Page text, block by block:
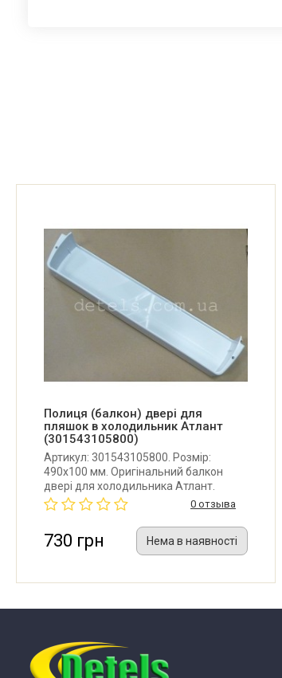
Атлант МХМ-1702
Атлант МХМ-1704
Атлант МХМ-1707
Атлант МХМ-1716
Атлант МХМ-1718
Атлант МХМ-1734
Атлант МХМ-1743
Атлант МХМ-1745
Атлант МХМ-1801
Полиця (балкон) двері для
пляшок в холодильник Атлант
(301543105800)
Артикул: 301543105800. Розмір:
490x100 мм. Оригінальний балкон
двері для холодильника Атлант.
Виробник: Республіка Білорусь.0 отзыва
730 грн Нема в наявності